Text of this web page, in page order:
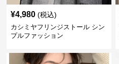
¥4,980 (税込)
カシミヤフリンジストール シン
プルファッション